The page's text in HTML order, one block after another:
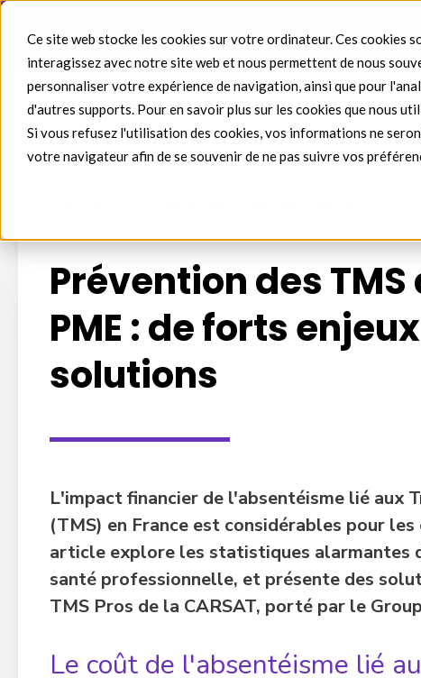
Ce site web stocke les cookies sur votre ordinateur. Ces
interagissez avec notre site web et nous permettent de nous
personnaliser votre expérience de navigation, ainsi que pour
d'autres supports. Pour en savoir plus sur les cookies que nous
Si vous refusez l'utilisation des cookies, vos informations ne
votre navigateur afin de se souvenir de ne pas suivre vos
Prévention des TMS
PME : de forts
solutions
L'impact financier de l'absentéisme lié aux
(TMS) en France est considérables pour
article explore les statistiques alarmantes
santé professionnelle, et présente des
TMS Pros de la CARSAT, porté par le
Le coût de l'absentéisme lié